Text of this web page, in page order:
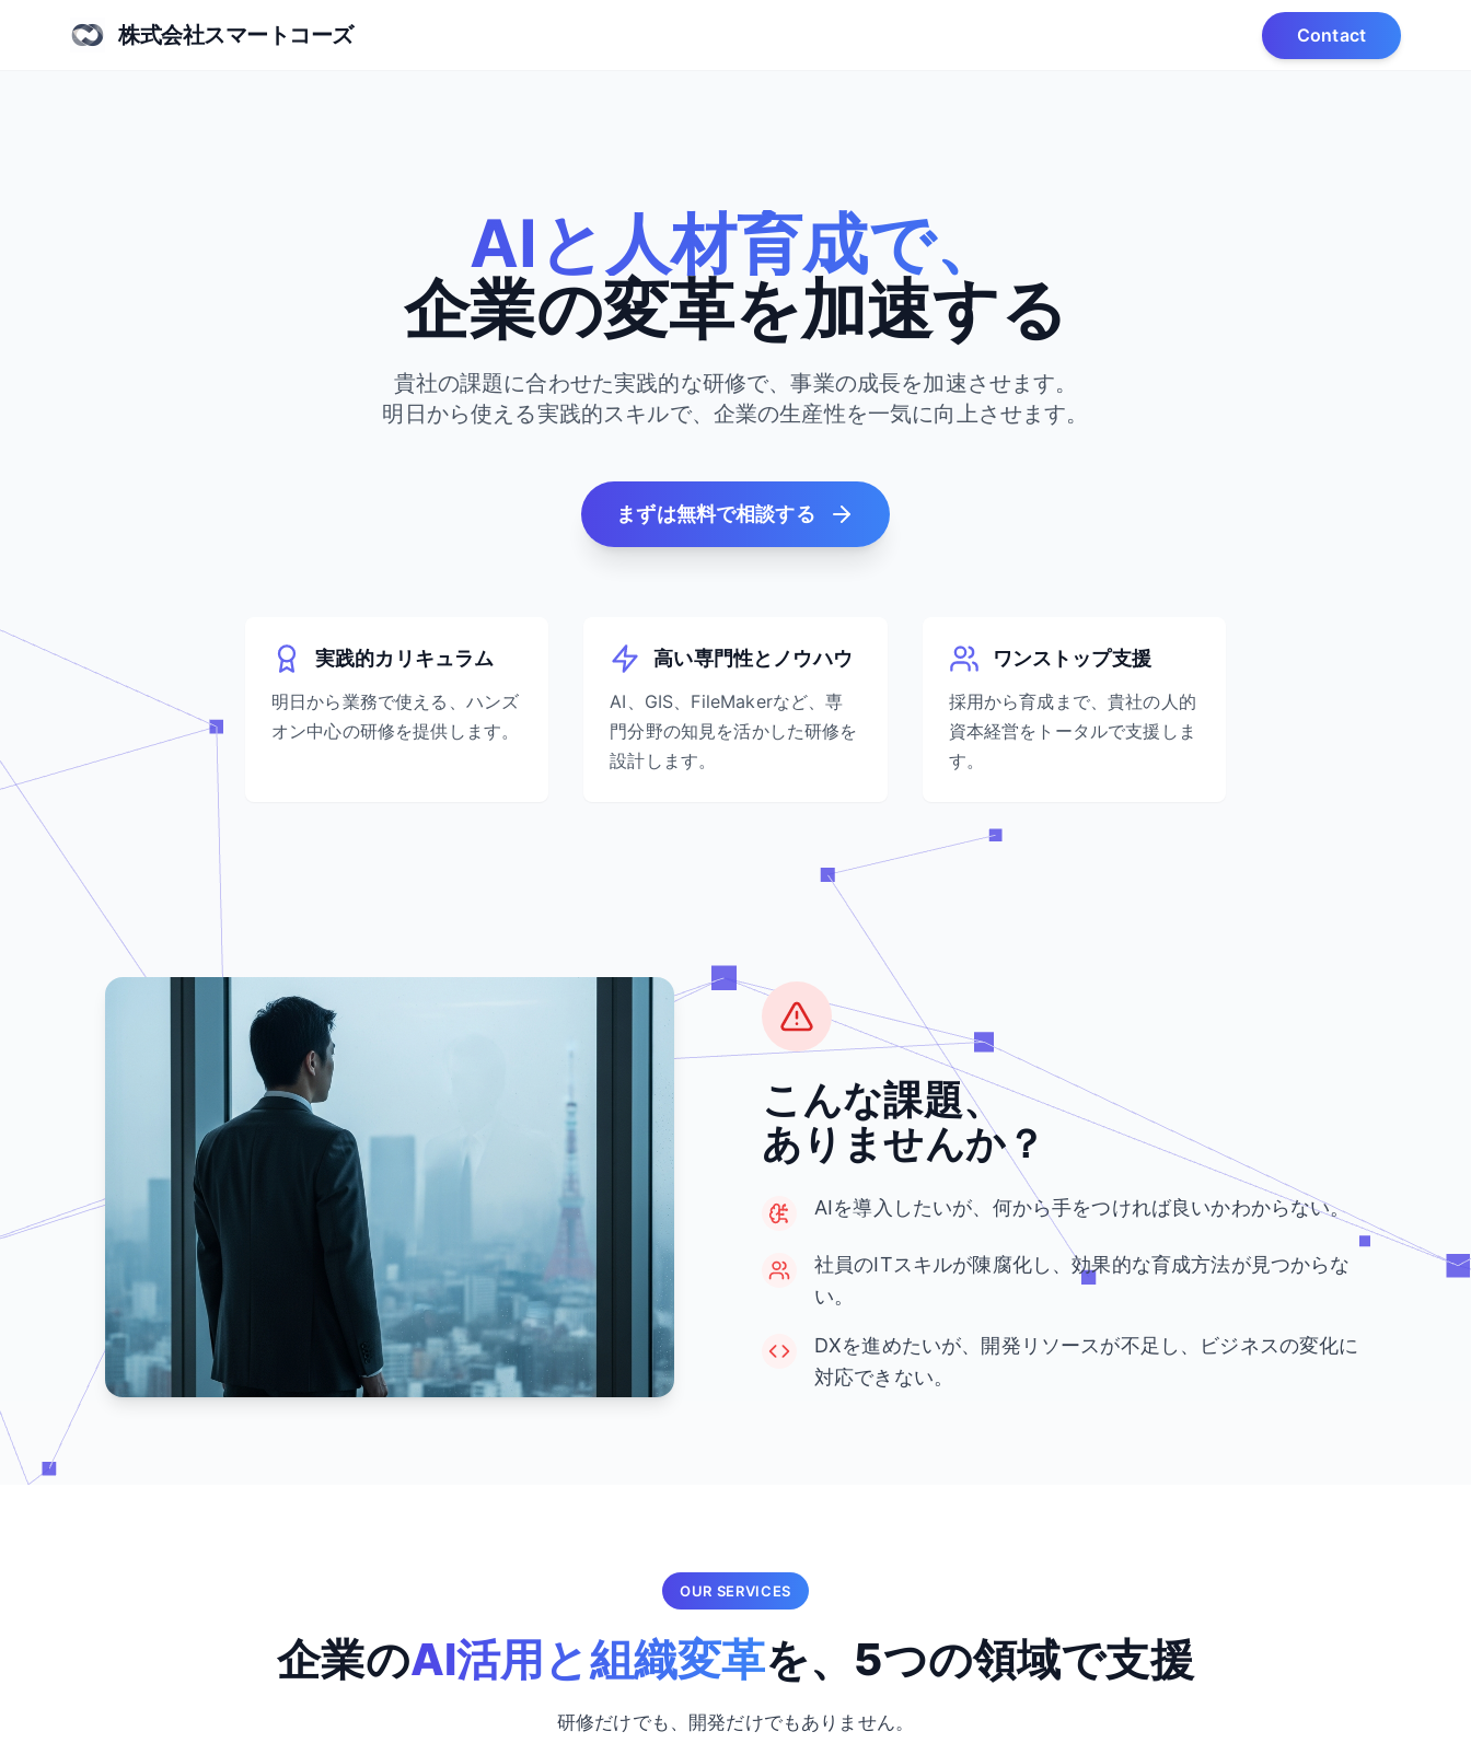
株式会社スマートコーズ Contact
AIと人材育成で、
企業の変革を加速する
貴社の課題に合わせた実践的な研修で、事業の成長を加速させます。
明日から使える実践的スキルで、企業の生産性を一気に向上させます。
まずは無料で相談する
実践的カリキュラム
明日から業務で使える、ハンズ
オン中心の研修を提供します。
高い専門性とノウハウ
AI、GIS、FileMakerなど、専
門分野の知見を活かした研修を
設計します。
ワンストップ支援
採用から育成まで、貴社の人的
資本経営をトータルで支援しま
す。
こんな課題、
ありませんか？
AIを導入したいが、何から手をつければ良いかわからない。
社員のITスキルが陳腐化し、効果的な育成方法が見つからな
い。
DXを進めたいが、開発リソースが不足し、ビジネスの変化に
対応できない。
OUR SERVICES
企業のAI活用と組織変革を、5つの領域で支援
研修だけでも、開発だけでもありません。